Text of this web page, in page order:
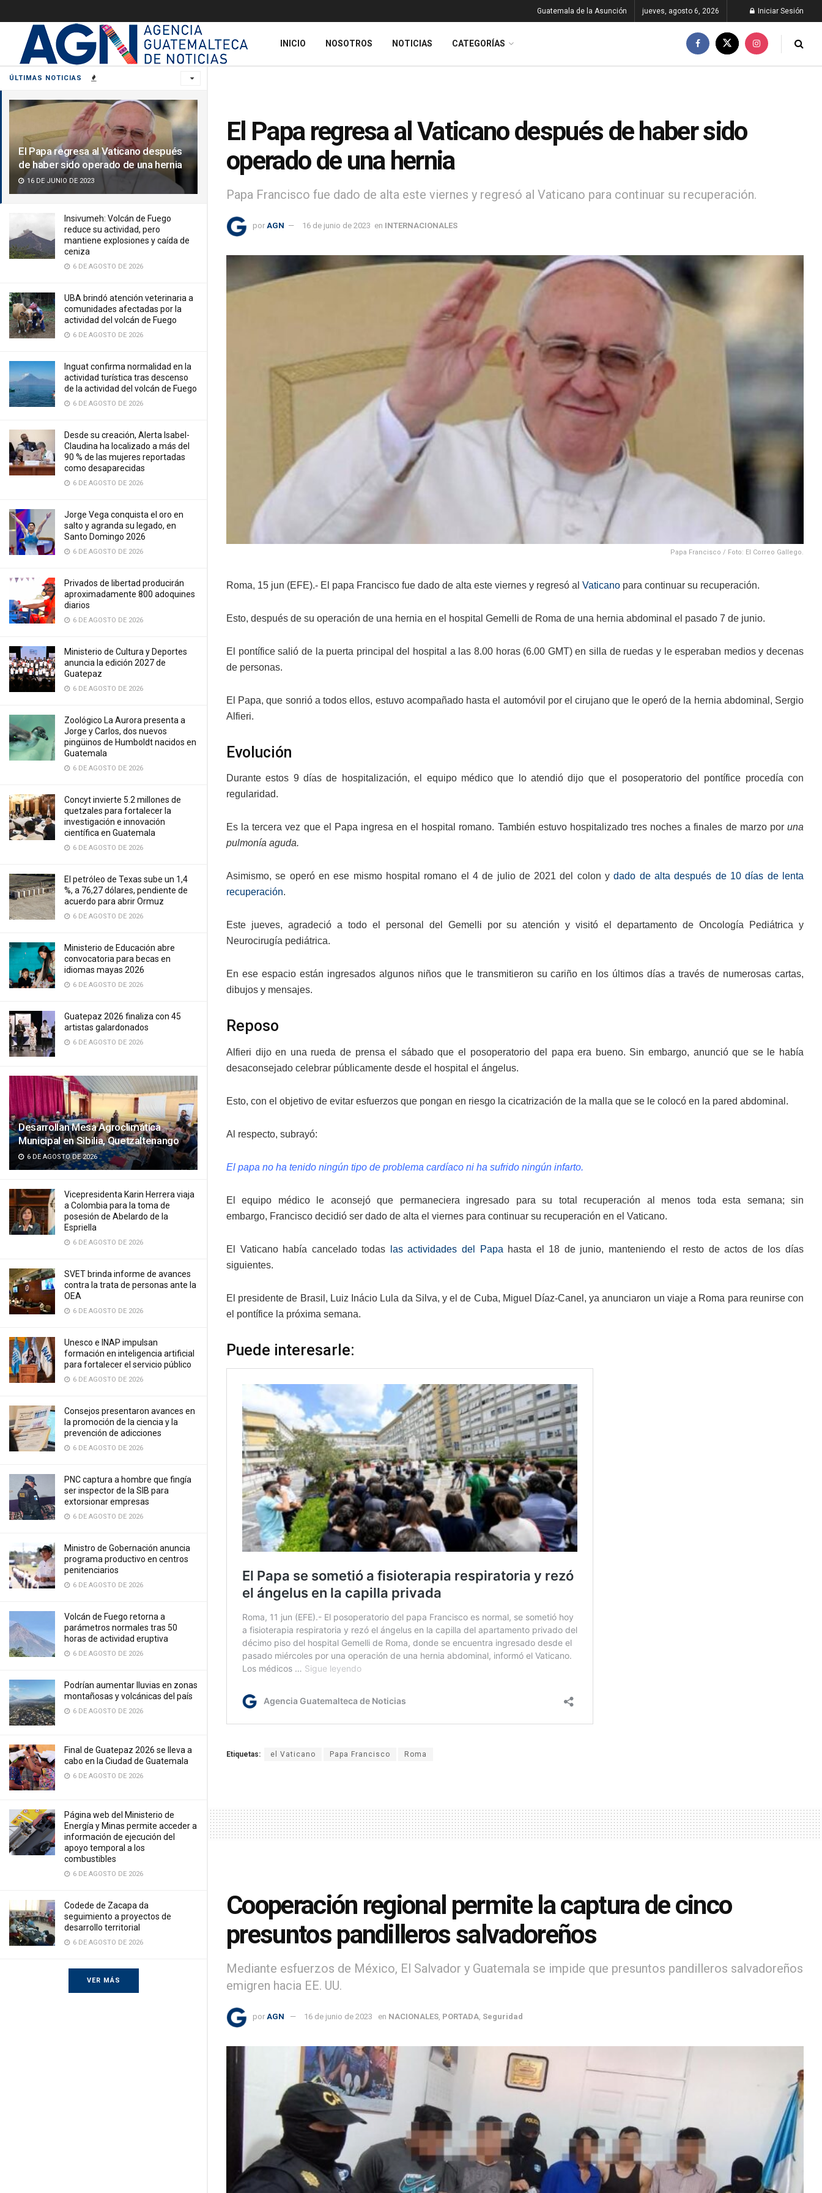
ÚLTIMAS NOTICIAS
El Papa regresa al Vaticano después
de haber sido operado de una hernia
16 DE JUNIO DE 2023
Insivumeh: Volcán de Fuego
reduce su actividad, pero
mantiene explosiones y caída de
ceniza
6 DE AGOSTO DE 2026
UBA brindó atención veterinaria a
comunidades afectadas por la
actividad del volcán de Fuego
6 DE AGOSTO DE 2026
Inguat confirma normalidad en la
actividad turística tras descenso
de la actividad del volcán de Fuego
6 DE AGOSTO DE 2026
Desde su creación, Alerta Isabel-
Claudina ha localizado a más del
90 % de las mujeres reportadas
como desaparecidas
6 DE AGOSTO DE 2026
Jorge Vega conquista el oro en
salto y agranda su legado, en
Santo Domingo 2026
6 DE AGOSTO DE 2026
Privados de libertad producirán
aproximadamente 800 adoquines
diarios
6 DE AGOSTO DE 2026
Ministerio de Cultura y Deportes
anuncia la edición 2027 de
Guatepaz
6 DE AGOSTO DE 2026
Zoológico La Aurora presenta a
Jorge y Carlos, dos nuevos
pingüinos de Humboldt nacidos en
Guatemala
6 DE AGOSTO DE 2026
Concyt invierte 5.2 millones de
quetzales para fortalecer la
investigación e innovación
científica en Guatemala
6 DE AGOSTO DE 2026
El petróleo de Texas sube un 1,4
%, a 76,27 dólares, pendiente de
acuerdo para abrir Ormuz
6 DE AGOSTO DE 2026
Ministerio de Educación abre
convocatoria para becas en
idiomas mayas 2026
6 DE AGOSTO DE 2026
Guatepaz 2026 finaliza con 45
artistas galardonados
6 DE AGOSTO DE 2026
Desarrollan Mesa Agroclimática
Municipal en Sibilia, Quetzaltenango
6 DE AGOSTO DE 2026
Vicepresidenta Karin Herrera viaja
a Colombia para la toma de
posesión de Abelardo de la
Espriella
6 DE AGOSTO DE 2026
SVET brinda informe de avances
contra la trata de personas ante la
OEA
6 DE AGOSTO DE 2026
Unesco e INAP impulsan
formación en inteligencia artificial
para fortalecer el servicio público
6 DE AGOSTO DE 2026
Consejos presentaron avances en
la promoción de la ciencia y la
prevención de adicciones
6 DE AGOSTO DE 2026
PNC captura a hombre que fingía
ser inspector de la SIB para
extorsionar empresas
6 DE AGOSTO DE 2026
Ministro de Gobernación anuncia
programa productivo en centros
penitenciarios
6 DE AGOSTO DE 2026
Volcán de Fuego retorna a
parámetros normales tras 50
horas de actividad eruptiva
6 DE AGOSTO DE 2026
Podrían aumentar lluvias en zonas
montañosas y volcánicas del país
6 DE AGOSTO DE 2026
Final de Guatepaz 2026 se lleva a
cabo en la Ciudad de Guatemala
6 DE AGOSTO DE 2026
Página web del Ministerio de
Energía y Minas permite acceder a
información de ejecución del
apoyo temporal a los
combustibles
6 DE AGOSTO DE 2026
Codede de Zacapa da
seguimiento a proyectos de
desarrollo territorial
6 DE AGOSTO DE 2026
VER MÁS
Guatemala de la Asunción jueves, agosto 6, 2026 Iniciar Sesión
INICIO NOSOTROS NOTICIAS CATEGORÍAS
El Papa regresa al Vaticano después de haber sido
operado de una hernia
Papa Francisco fue dado de alta este viernes y regresó al Vaticano para continuar su recuperación.
por AGN 16 de junio de 2023 en INTERNACIONALES
Papa Francisco / Foto: El Correo Gallego.
Roma, 15 jun (EFE).- El papa Francisco fue dado de alta este viernes y regresó al Vaticano para continuar su recuperación.
Esto, después de su operación de una hernia en el hospital Gemelli de Roma de una hernia abdominal el pasado 7 de junio.
El pontífice salió de la puerta principal del hospital a las 8.00 horas (6.00 GMT) en silla de ruedas y le esperaban medios y decenas
de personas.
El Papa, que sonrió a todos ellos, estuvo acompañado hasta el automóvil por el cirujano que le operó de la hernia abdominal, Sergio
Alfieri.
Evolución
Durante estos 9 días de hospitalización, el equipo médico que lo atendió dijo que el posoperatorio del pontífice procedía con
regularidad.
Es la tercera vez que el Papa ingresa en el hospital romano. También estuvo hospitalizado tres noches a finales de marzo por una
pulmonía aguda.
Asimismo, se operó en ese mismo hospital romano el 4 de julio de 2021 del colon ydado de alta después de 10 días de lenta
recuperación.
Este jueves, agradeció a todo el personal del Gemelli por su atención y visitó el departamento de Oncología Pediátrica y
Neurocirugía pediátrica.
En ese espacio están ingresados algunos niños que le transmitieron su cariño en los últimos días a través de numerosas cartas,
dibujos y mensajes.
Reposo
Alfieri dijo en una rueda de prensa el sábado que el posoperatorio del papa era bueno. Sin embargo, anunció que se le había
desaconsejado celebrar públicamente desde el hospital el ángelus.
Esto, con el objetivo de evitar esfuerzos que pongan en riesgo la cicatrización de la malla que se le colocó en la pared abdominal.
Al respecto, subrayó:
El papa no ha tenido ningún tipo de problema cardíaco ni ha sufrido ningún infarto.
El equipo médico le aconsejó que permaneciera ingresado para su total recuperación al menos toda esta semana; sin
embargo, Francisco decidió ser dado de alta el viernes para continuar su recuperación en el Vaticano.
El Vaticano había cancelado todas las actividades del Papa hasta el 18 de junio, manteniendo el resto de actos de los días
siguientes.
El presidente de Brasil, Luiz Inácio Lula da Silva, y el de Cuba, Miguel Díaz-Canel, ya anunciaron un viaje a Roma para reunirse con
el pontífice la próxima semana.
Puede interesarle:
Etiquetas: el Vaticano Papa Francisco Roma
Cooperación regional permite la captura de cinco
presuntos pandilleros salvadoreños
Mediante esfuerzos de México, El Salvador y Guatemala se impide que presuntos pandilleros salvadoreños
emigren hacia EE. UU.
por AGN 16 de junio de 2023 en NACIONALES, PORTADA, Seguridad